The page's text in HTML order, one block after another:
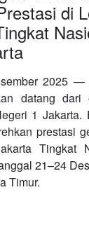
di
2025 —
datang dari
1 Jakarta.
prestasi
Tingkat
21–24
Timur.